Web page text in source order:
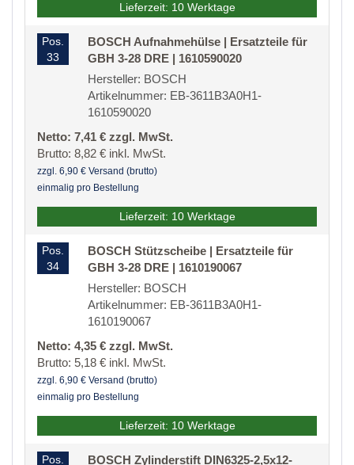
Lieferzeit: 10 Werktage
Pos.
33
BOSCH Aufnahmehülse | Ersatzteile für
GBH 3-28 DRE | 1610590020
Hersteller: BOSCH
Artikelnummer: EB-3611B3A0H1-
1610590020
Netto: 7,41 € zzgl. MwSt.
Brutto: 8,82 € inkl. MwSt.
zzgl. 6,90 € Versand (brutto)
einmalig pro Bestellung
Lieferzeit: 10 Werktage
Pos.
34
BOSCH Stützscheibe | Ersatzteile für
GBH 3-28 DRE | 1610190067
Hersteller: BOSCH
Artikelnummer: EB-3611B3A0H1-
1610190067
Netto: 4,35 € zzgl. MwSt.
Brutto: 5,18 € inkl. MwSt.
zzgl. 6,90 € Versand (brutto)
einmalig pro Bestellung
Lieferzeit: 10 Werktage
Pos. BOSCH Zylinderstift DIN6325-2,5x12-